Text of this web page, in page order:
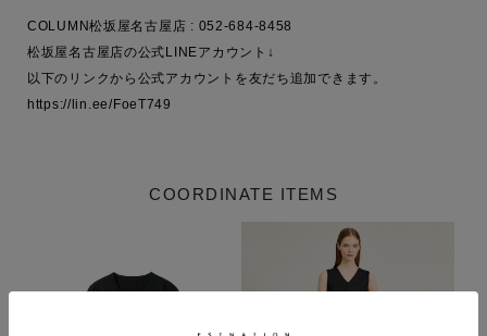
COLUMN松坂屋名古屋店 : 052-684-8458
松坂屋名古屋店の公式LINEアカウント↓
以下のリンクから公式アカウントを友だち追加できます。
https://lin.ee/FoeT749
COORDINATE ITEMS